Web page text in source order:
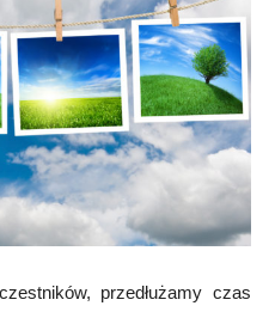
przedłużamy czas